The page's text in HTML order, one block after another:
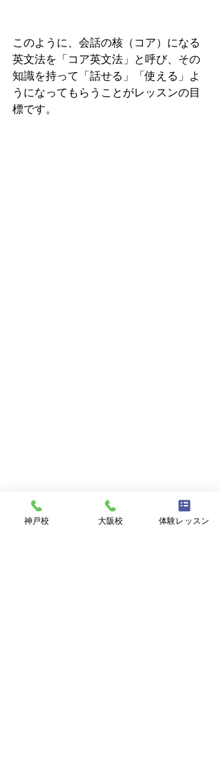
このように、会話の核（コア）になる
英文法を「コア英文法」と呼び、その
知識を持って「話せる」「使える」よ
うになってもらうことがレッスンの目
標です。
神戸校 大阪校 体験レッスン